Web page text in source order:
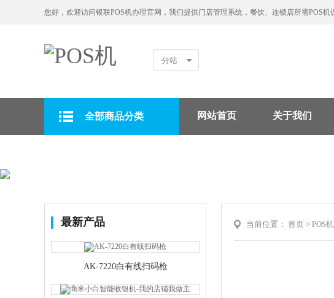
您好，欢迎访问银联POS机办理官网，我们提供门店管理系统，餐饮、连锁店所需POS机
分站
全部商品分类 网站首页 关于我们
最新产品
AK-7220白有线扫码枪
当前位置： 首页 > POS